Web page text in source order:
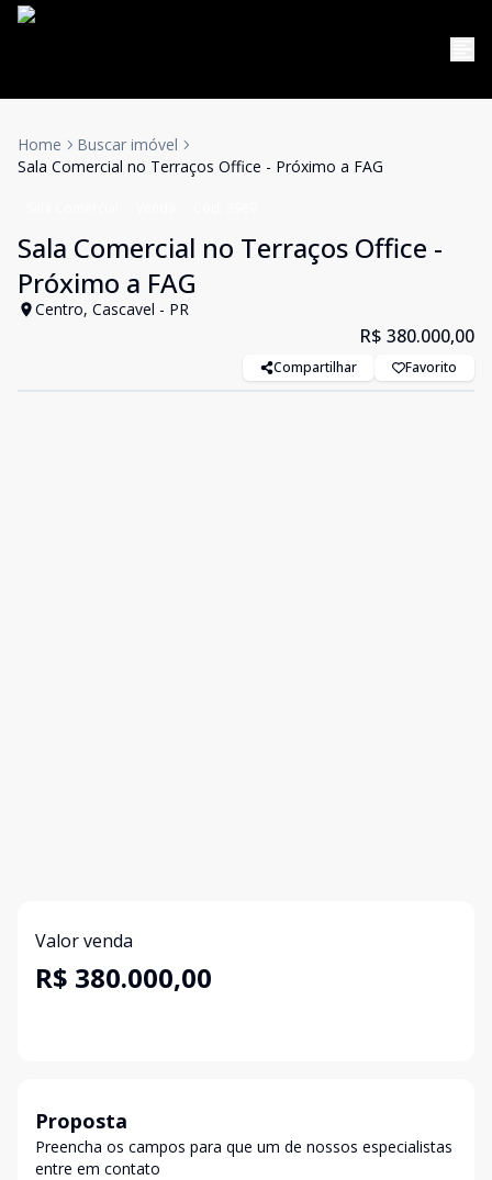
Home
Buscar imóvel
Sala Comercial no Terraços Office - Próximo a FAG
Sala Comercial no Terraços Office -
Próximo a FAG
Centro, Cascavel - PR
R$ 380.000,00
Compartilhar Favorito
Valor venda
R$ 380.000,00
Proposta
Preencha os campos para que um de nossos especialistas
entre em contato